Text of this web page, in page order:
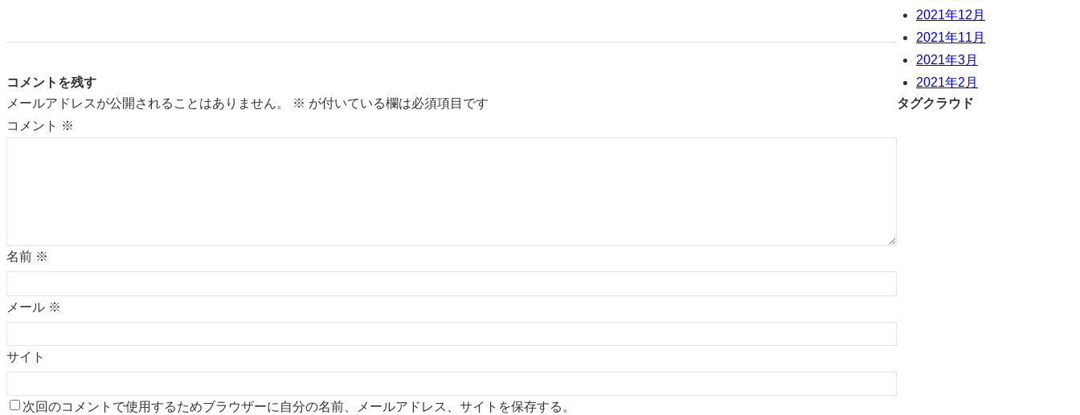
コメントを残す
メールアドレスが公開されることはありません。
※ が付いている欄は必須項目です
コメント ※
名前 ※
メール ※
サイト
次回のコメントで使用するためブラウザーに自分の名前、メールアドレス、サイトを保存する。
2021年12月
2021年11月
2021年3月
2021年2月
タグクラウド